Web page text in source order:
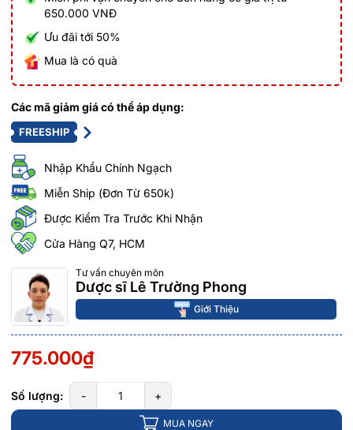
650.000 VNĐ
Ưu đãi tới 50%
Mua là có quà
Các mã giảm giá có thể áp dụng:
FREESHIP
Nhập Khẩu Chính Ngạch
Miễn Ship (Đơn Từ 650k)
Được Kiểm Tra Trước Khi Nhận
Cửa Hàng Q7, HCM
Tư vấn chuyên môn
Dược sĩ Lê Trường Phong
Giới Thiệu
775.000₫
Số lượng: - +
MUA NGAY